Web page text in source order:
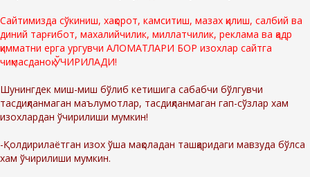
Сайтимизда сўкиниш, хақорот, камситиш, мазах қилиш, салбий ва
диний тарғибот, махалийчилик, миллатчилик, реклама ва қадр
қимматни ерга ургувчи АЛОМАТЛАРИ БОР изохлар сайтга
чиқмасданоқ ЎЧИРИЛАДИ!
Шунингдек миш-миш бўлиб кетишига сабабчи бўлгувчи
тасдиқланмаган маълумотлар, тасдиқланмаган гап-сўзлар хам
изохлардан ўчирилиши мумкин!
-Қолдирилаётган изох ўша мақоладан ташқаридаги мавзуда бўлса
хам ўчирилиши мумкин.